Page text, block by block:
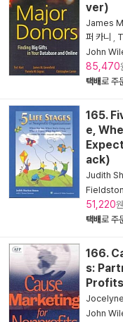
ver)
James
퍼 카니
John
85,470
택배로 주
165.
e,
ack)
Judith
51,220
택배로 주
166.
s:
John